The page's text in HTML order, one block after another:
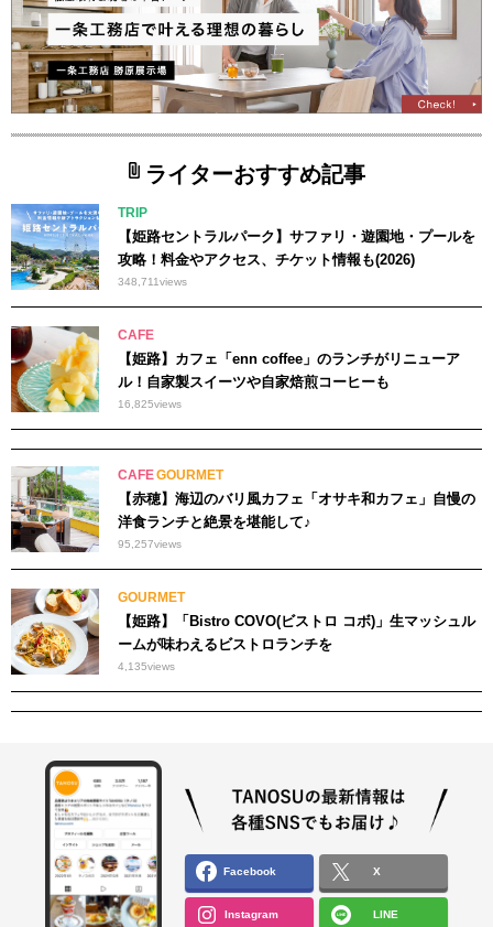
ライターおすすめ記事
TRIP
【姫路セントラルパーク】サファリ・遊園地・プールを
攻略！料金やアクセス、チケット情報も(2026)
348,711views
CAFE
【姫路】カフェ「enn coffee」のランチがリニューア
ル！自家製スイーツや自家焙煎コーヒーも
16,825views
CAFEGOURMET
【赤穂】海辺のバリ風カフェ「オサキ和カフェ」自慢の
洋食ランチと絶景を堪能して♪
95,257views
GOURMET
【姫路】「Bistro COVO(ビストロ コボ)」生マッシュル
ームが味わえるビストロランチを
4,135views
Facebook X
Instagram LINE